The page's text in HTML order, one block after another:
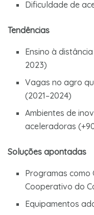
Dificuldade de
Tendências
Ensino à
2023)
Vagas no agro
(2021–2024)
Ambientes de
aceleradoras
Soluções apontadas
Programas como
Cooperativo do
Equipamentos